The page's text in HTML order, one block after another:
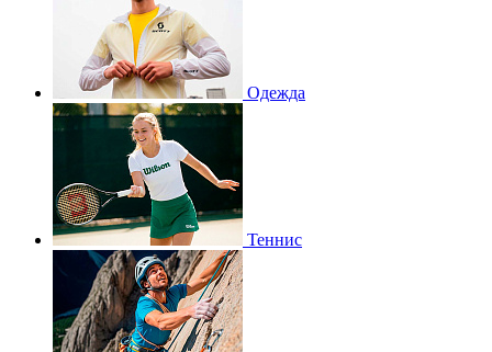
Одежда
Теннис